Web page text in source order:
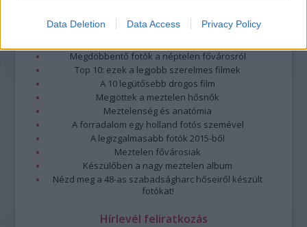
Data Deletion Data Access Privacy Policy
Megdöbbentő fotók a néptelen fővárosról
Top 10: ezek a legjobb szerelmes filmek
A 10 legütősebb drogos film
Megjöttek a meztelen hősnők
Meztelenség és anatómia
A forradalom egy holland fotós szemével
A legizgalmasabb fotók 2015-ből
Meztelen fővárosiak
Készülőben a nagy meztelen album
Nézd meg a 48-as szabadságharc hőseiről készült
fotókat!
Hírlevél feliratkozás